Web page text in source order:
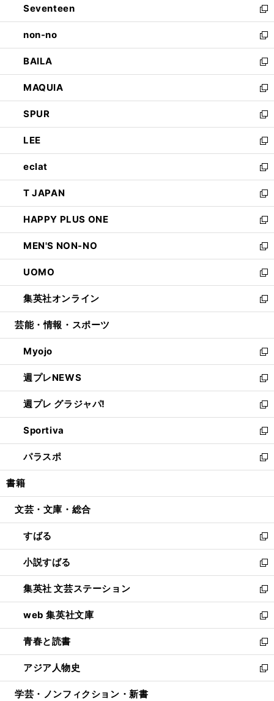
く
で
開
く
ド
ウ
で
開
く
Seventeen
新
し
い
ウ
ィ
ン
ド
ウ
で
開
く
non-no
新
し
い
ウ
ィ
ン
ド
ウ
で
開
く
BAILA
新
し
い
ウ
ィ
ン
ド
ウ
で
開
く
MAQUIA
新
し
い
ウ
ィ
ン
ド
ウ
で
開
く
SPUR
新
し
い
ウ
ィ
ン
ド
ウ
で
開
く
LEE
新
し
い
ウ
ィ
ン
ド
ウ
で
開
く
eclat
新
し
い
ウ
ィ
ン
ド
ウ
で
開
く
T JAPAN
新
し
い
ウ
ィ
ン
ド
ウ
で
開
HAPPY PLUS ONE
新
し
い
ウ
ィ
ン
ド
ウ
開
く
MEN'S NON-NO
新
し
い
ウ
ィ
ン
ウ
で
開
く
UOMO
新
し
い
ウ
ン
ド
ウ
で
開
く
集英社オンライン
新
し
ウ
ィ
ン
ド
ウ
で
開
く
芸能・情報・スポーツ
Myojo
新
し
い
ウ
ィ
ン
ド
ウ
で
開
週プレNEWS
新
し
い
ウ
ィ
ン
ド
ウ
開
週プレ グラジャパ!
新
し
い
ウ
ィ
ン
ウ
開
く
Sportiva
新
し
い
ウ
ン
ウ
で
開
く
パラスポ
新
し
ウ
ン
ド
ウ
で
開
く
書籍
文芸・文庫・総合
すばる
新
し
い
ウ
ィ
ン
ド
ウ
で
開
く
小説すばる
新
し
い
ウ
ィ
ン
ド
ウ
で
開
集英社 文芸ステーション
新
し
い
ウ
ィ
ン
ド
ウ
web 集英社文庫
新
し
い
ウ
ィ
ン
青春と読書
新
し
い
ウ
アジア人物史
新
し
学芸・ノンフィクション・新書